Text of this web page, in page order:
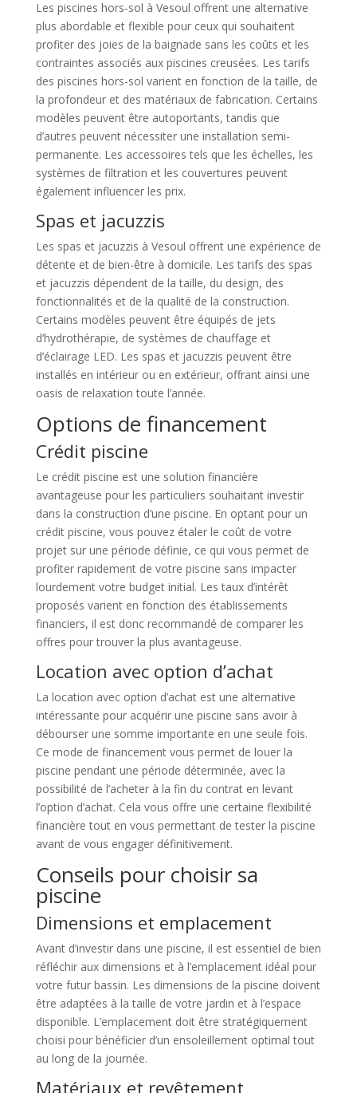
Les piscines hors-sol à Vesoul offrent une alternative
plus abordable et flexible pour ceux qui souhaitent
profiter des joies de la baignade sans les coûts et les
contraintes associés aux piscines creusées. Les tarifs
des piscines hors-sol varient en fonction de la taille, de
la profondeur et des matériaux de fabrication. Certains
modèles peuvent être autoportants, tandis que
d’autres peuvent nécessiter une installation semi-
permanente. Les accessoires tels que les échelles, les
systèmes de filtration et les couvertures peuvent
également influencer les prix.
Spas et jacuzzis
Les spas et jacuzzis à Vesoul offrent une expérience de
détente et de bien-être à domicile. Les tarifs des spas
et jacuzzis dépendent de la taille, du design, des
fonctionnalités et de la qualité de la construction.
Certains modèles peuvent être équipés de jets
d’hydrothérapie, de systèmes de chauffage et
d’éclairage LED. Les spas et jacuzzis peuvent être
installés en intérieur ou en extérieur, offrant ainsi une
oasis de relaxation toute l’année.
Options de financement
Crédit piscine
Le crédit piscine est une solution financière
avantageuse pour les particuliers souhaitant investir
dans la construction d’une piscine. En optant pour un
crédit piscine, vous pouvez étaler le coût de votre
projet sur une période définie, ce qui vous permet de
profiter rapidement de votre piscine sans impacter
lourdement votre budget initial. Les taux d’intérêt
proposés varient en fonction des établissements
financiers, il est donc recommandé de comparer les
offres pour trouver la plus avantageuse.
Location avec option d’achat
La location avec option d’achat est une alternative
intéressante pour acquérir une piscine sans avoir à
débourser une somme importante en une seule fois.
Ce mode de financement vous permet de louer la
piscine pendant une période déterminée, avec la
possibilité de l’acheter à la fin du contrat en levant
l’option d’achat. Cela vous offre une certaine flexibilité
financière tout en vous permettant de tester la piscine
avant de vous engager définitivement.
Conseils pour choisir sa
piscine
Dimensions et emplacement
Avant d’investir dans une piscine, il est essentiel de bien
réfléchir aux dimensions et à l’emplacement idéal pour
votre futur bassin. Les dimensions de la piscine doivent
être adaptées à la taille de votre jardin et à l’espace
disponible. L’emplacement doit être stratégiquement
choisi pour bénéficier d’un ensoleillement optimal tout
au long de la journée.
Matériaux et revêtement